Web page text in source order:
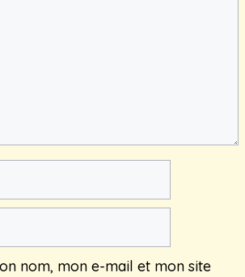
nom, mon e-mail et mon site